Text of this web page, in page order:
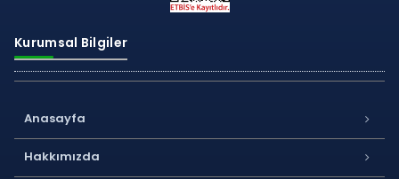
Kurumsal Bilgiler
Anasayfa
Hakkımızda